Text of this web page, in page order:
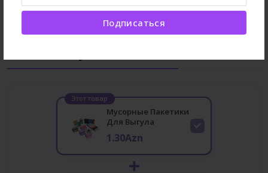
Подписаться
Этот товар
Мусорные Пакетики
Для Выгула
1.30Azn